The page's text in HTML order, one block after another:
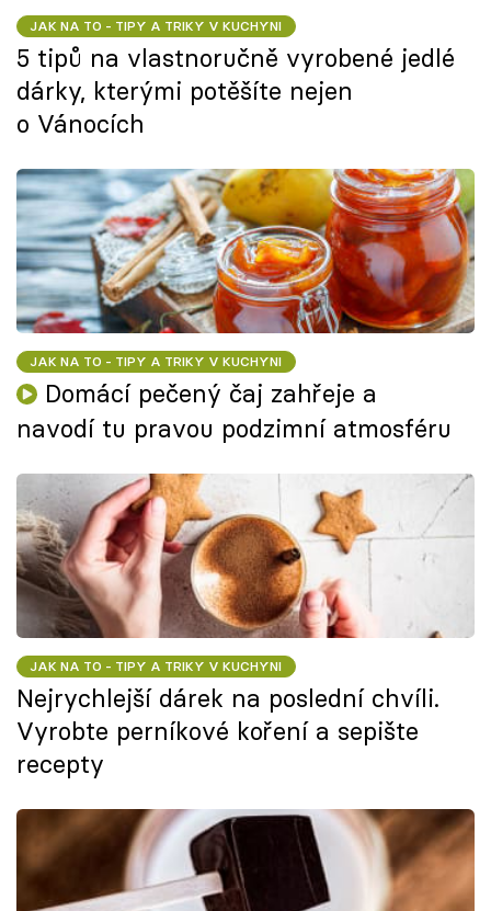
JAK NA TO - TIPY A TRIKY V KUCHYNI
5 tipů na vlastnoručně vyrobené jedlé
dárky, kterými potěšíte nejen
o Vánocích
JAK NA TO - TIPY A TRIKY V KUCHYNI
Domácí pečený čaj zahřeje a
navodí tu pravou podzimní atmosféru
JAK NA TO - TIPY A TRIKY V KUCHYNI
Nejrychlejší dárek na poslední chvíli.
Vyrobte perníkové koření a sepište
recepty